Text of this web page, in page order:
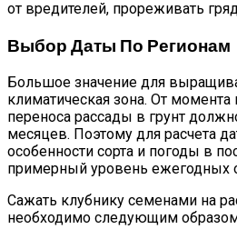
от вредителей, прореживать
Выбор Даты По Регионам
Большое значение для
климатическая зона. От
переноса рассады в грунт
месяцев. Поэтому для расчета
особенности сорта и погоды в
примерный уровень ежегодных
Сажать клубнику семенами на
необходимо следующим